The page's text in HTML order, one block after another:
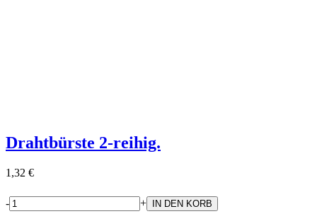
Drahtbürste 2-reihig.
1,32 €
- +